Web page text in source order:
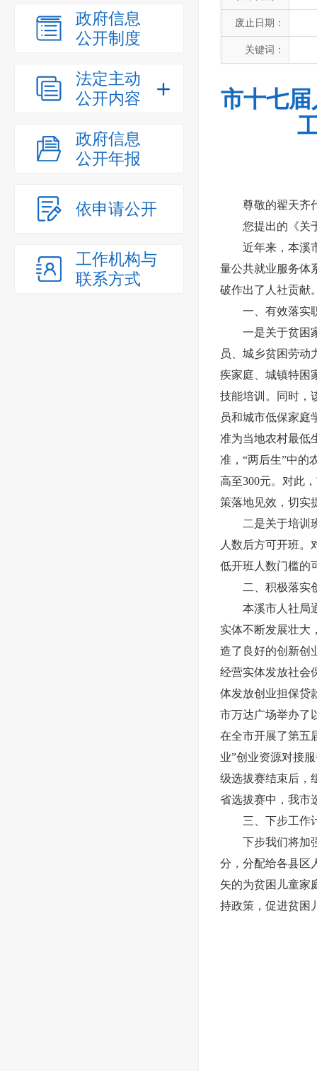
政府信息
公开制度
法定主动
公开内容
政府信息
公开年报
依申请公开
工作机构与
联系方式
废止日期：
关键词：
市十七
尊敬的翟天齐
您提出的《关
近年来，本溪
量公共就业服务体
破作出了人社贡献
一、有效落实
一是关于贫困
员、城乡贫困劳动
疾家庭、城镇特困
技能培训。同时，
员和城市低保家庭
准为当地农村最低
准，“两后生”中的
高至300元。对此
策落地见效，切实
二是关于培训
人数后方可开班。
低开班人数门槛的
二、积极落实
本溪市人社局
实体不断发展壮大
造了良好的创新创
经营实体发放社会
体发放创业担保贷
市万达广场举办了
在全市开展了第五
业”创业资源对接
级选拔赛结束后，
省选拔赛中，我市
三、下步工作
下步我们将加
分，分配给各县区
矢的为贫困儿童家
持政策，促进贫困